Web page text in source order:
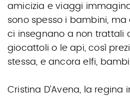
amicizia e viaggi
sono spesso i bambini,
ci insegnano a non trattali
giocattoli o le api, così
stessa, e ancora elfi,
Cristina D’Avena, la regina